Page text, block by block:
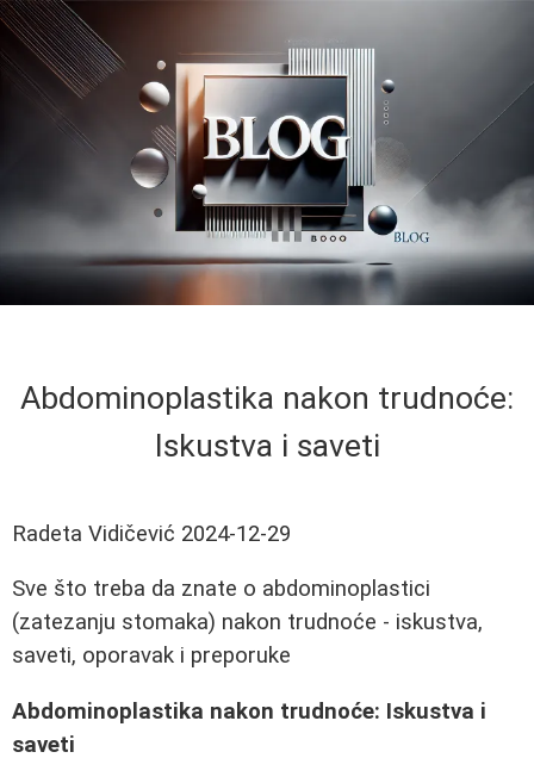
Abdominoplastika nakon trudnoće:
Iskustva i saveti
Radeta Vidičević 2024-12-29
Sve što treba da znate o abdominoplastici
(zatezanju stomaka) nakon trudnoće - iskustva,
saveti, oporavak i preporuke
Abdominoplastika nakon trudnoće: Iskustva i
saveti